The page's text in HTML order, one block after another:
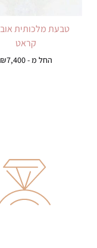
קראט
החל מ - ₪7,400